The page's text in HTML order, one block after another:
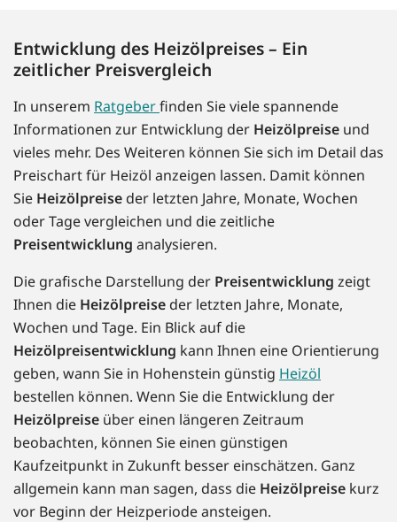
Entwicklung des Heizölpreises – Ein
zeitlicher Preisvergleich
In unserem Ratgeberfinden Sie viele spannende
Informationen zur Entwicklung der Heizölpreise und
vieles mehr. Des Weiteren können Sie sich im Detail das
Preischart für Heizöl anzeigen lassen. Damit können
Sie Heizölpreise der letzten Jahre, Monate, Wochen
oder Tage vergleichen und die zeitliche
Preisentwicklung analysieren.
Die grafische Darstellung der Preisentwicklung zeigt
Ihnen die Heizölpreise der letzten Jahre, Monate,
Wochen und Tage. Ein Blick auf die
Heizölpreisentwicklung kann Ihnen eine Orientierung
geben, wann Sie in Hohenstein günstig Heizöl
bestellen können. Wenn Sie die Entwicklung der
Heizölpreise über einen längeren Zeitraum
beobachten, können Sie einen günstigen
Kaufzeitpunkt in Zukunft besser einschätzen. Ganz
allgemein kann man sagen, dass die Heizölpreise kurz
vor Beginn der Heizperiode ansteigen.